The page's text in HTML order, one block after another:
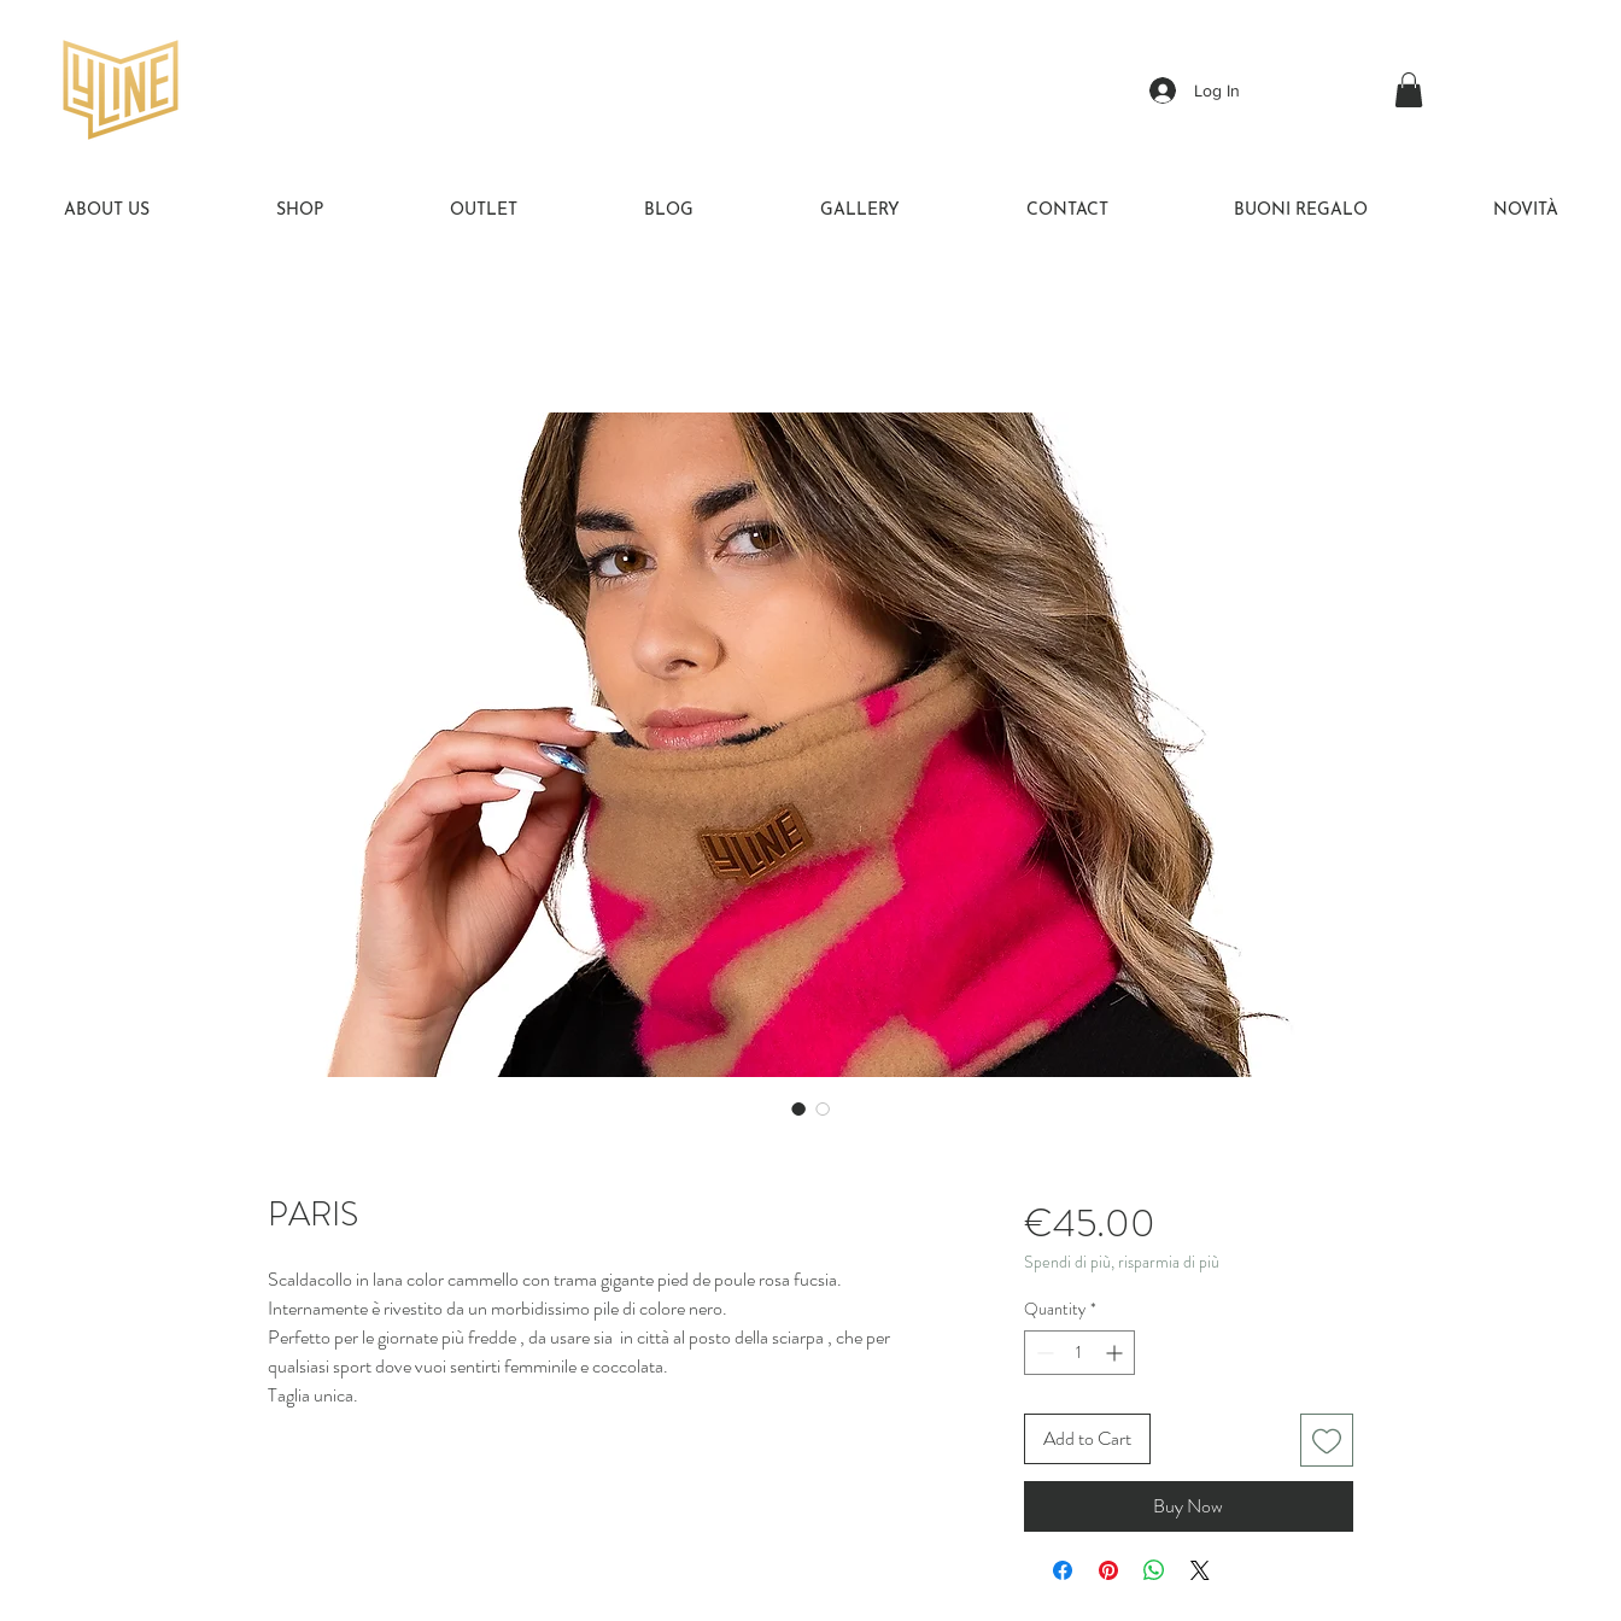
Log In
ABOUT US SHOP OUTLET BLOG GALLERY CONTACT BUONI REGALO NOVITÀ
PARIS
Scaldacollo in lana color cammello con trama gigante pied de poule rosa fucsia.
Internamente è rivestito da un morbidissimo pile di colore nero.
Perfetto per le giornate più fredde , da usare sia in città al posto della sciarpa , che per
qualsiasi sport dove vuoi sentirti femminile e coccolata.
Taglia unica.
€45.00
Spendi di più, risparmia di più
Quantity *
Add to Cart
Buy Now